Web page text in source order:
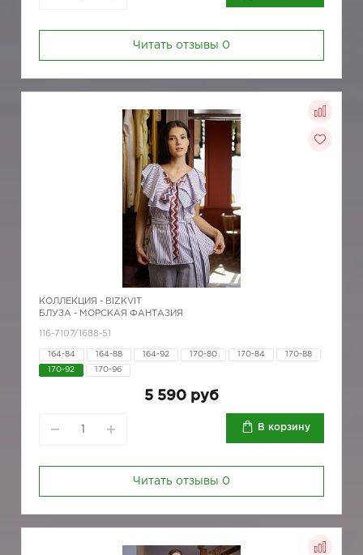
Читать отзывы 0
КОЛЛЕКЦИЯ - BIZKVIT
БЛУЗА - МОРСКАЯ ФАНТАЗИЯ
116-7107/1688-51
164-84 164-88 164-92 170-80 170-84 170-88
170-92 170-96
5 590 руб
В корзину
Читать отзывы 0